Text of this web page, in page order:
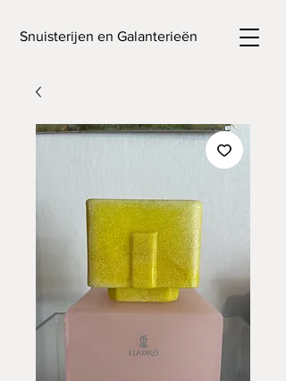
Snuisterijen en Galanterieën